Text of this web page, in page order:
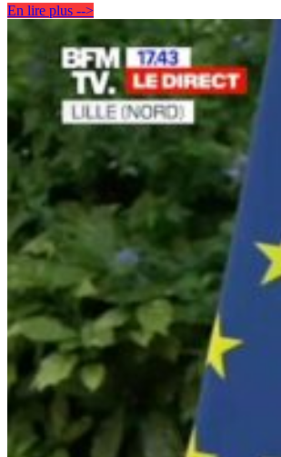
En lire plus -->